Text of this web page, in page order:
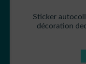
Sticker
décoration